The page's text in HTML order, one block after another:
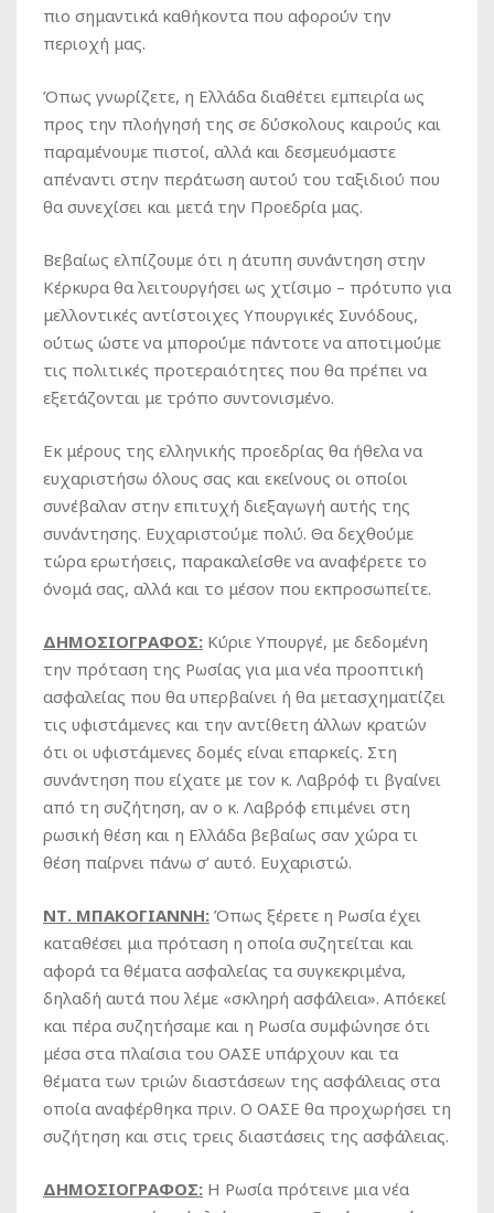
πιο σημαντικά καθήκοντα που αφορούν την
περιοχή μας.
Όπως γνωρίζετε, η Ελλάδα διαθέτει εμπειρία ως
προς την πλοήγησή της σε δύσκολους καιρούς και
παραμένουμε πιστοί, αλλά και δεσμευόμαστε
απέναντι στην περάτωση αυτού του ταξιδιού που
θα συνεχίσει και μετά την Προεδρία μας.
Βεβαίως ελπίζουμε ότι η άτυπη συνάντηση στην
Κέρκυρα θα λειτουργήσει ως χτίσιμο – πρότυπο για
μελλοντικές αντίστοιχες Υπουργικές Συνόδους,
ούτως ώστε να μπορούμε πάντοτε να αποτιμούμε
τις πολιτικές προτεραιότητες που θα πρέπει να
εξετάζονται με τρόπο συντονισμένο.
Εκ μέρους της ελληνικής προεδρίας θα ήθελα να
ευχαριστήσω όλους σας και εκείνους οι οποίοι
συνέβαλαν στην επιτυχή διεξαγωγή αυτής της
συνάντησης. Ευχαριστούμε πολύ. Θα δεχθούμε
τώρα ερωτήσεις, παρακαλείσθε να αναφέρετε το
όνομά σας, αλλά και το μέσον που εκπροσωπείτε.
ΔΗΜΟΣΙΟΓΡΑΦΟΣ: Κύριε Υπουργέ, με δεδομένη
την πρόταση της Ρωσίας για μια νέα προοπτική
ασφαλείας που θα υπερβαίνει ή θα μετασχηματίζει
τις υφιστάμενες και την αντίθετη άλλων κρατών
ότι οι υφιστάμενες δομές είναι επαρκείς. Στη
συνάντηση που είχατε με τον κ. Λαβρόφ τι βγαίνει
από τη συζήτηση, αν ο κ. Λαβρόφ επιμένει στη
ρωσική θέση και η Ελλάδα βεβαίως σαν χώρα τι
θέση παίρνει πάνω σ’ αυτό. Ευχαριστώ.
ΝΤ. ΜΠΑΚΟΓΙΑΝΝΗ: Όπως ξέρετε η Ρωσία έχει
καταθέσει μια πρόταση η οποία συζητείται και
αφορά τα θέματα ασφαλείας τα συγκεκριμένα,
δηλαδή αυτά που λέμε «σκληρή ασφάλεια». Απόεκεί
και πέρα συζητήσαμε και η Ρωσία συμφώνησε ότι
μέσα στα πλαίσια του ΟΑΣΕ υπάρχουν και τα
θέματα των τριών διαστάσεων της ασφάλειας στα
οποία αναφέρθηκα πριν. Ο ΟΑΣΕ θα προχωρήσει τη
συζήτηση και στις τρεις διαστάσεις της ασφάλειας.
ΔΗΜΟΣΙΟΓΡΑΦΟΣ: Η Ρωσία πρότεινε μια νέα